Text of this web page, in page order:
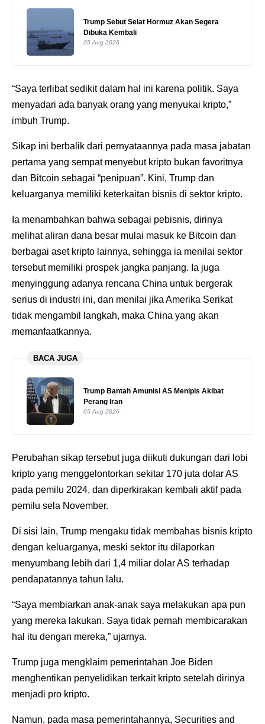
Trump Sebut Selat Hormuz Akan Segera
Dibuka Kembali
05 Aug 2026
“Saya terlibat sedikit dalam hal ini karena politik. Saya
menyadari ada banyak orang yang menyukai kripto,”
imbuh Trump.
Sikap ini berbalik dari pernyataannya pada masa jabatan
pertama yang sempat menyebut kripto bukan favoritnya
dan Bitcoin sebagai “penipuan”. Kini, Trump dan
keluarganya memiliki keterkaitan bisnis di sektor kripto.
Ia menambahkan bahwa sebagai pebisnis, dirinya
melihat aliran dana besar mulai masuk ke Bitcoin dan
berbagai aset kripto lainnya, sehingga ia menilai sektor
tersebut memiliki prospek jangka panjang. Ia juga
menyinggung adanya rencana China untuk bergerak
serius di industri ini, dan menilai jika Amerika Serikat
tidak mengambil langkah, maka China yang akan
memanfaatkannya.
BACA JUGA
Trump Bantah Amunisi AS Menipis Akibat
Perang Iran
05 Aug 2026
Perubahan sikap tersebut juga diikuti dukungan dari lobi
kripto yang menggelontorkan sekitar 170 juta dolar AS
pada pemilu 2024, dan diperkirakan kembali aktif pada
pemilu sela November.
Di sisi lain, Trump mengaku tidak membahas bisnis kripto
dengan keluarganya, meski sektor itu dilaporkan
menyumbang lebih dari 1,4 miliar dolar AS terhadap
pendapatannya tahun lalu.
“Saya membiarkan anak-anak saya melakukan apa pun
yang mereka lakukan. Saya tidak pernah membicarakan
hal itu dengan mereka,” ujarnya.
Trump juga mengklaim pemerintahan Joe Biden
menghentikan penyelidikan terkait kripto setelah dirinya
menjadi pro kripto.
Namun, pada masa pemerintahannya, Securities and